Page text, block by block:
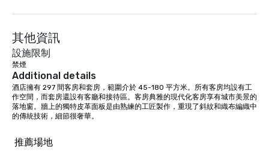
其他資訊
設施限制
禁煙
Additional details
酒店擁有 297 間客房和套房，範圍介於 45-180 平方米。所有客房均設有工
作空間，而套房還設有客廳和接待區。客房典雅的現代化客房享有城市美景的
落地窗。牆上的獨特皮革面板是由熟練的工匠製作，重現了斜紋和織布編織中
的傳統技術，細節很奢華。
推薦場地